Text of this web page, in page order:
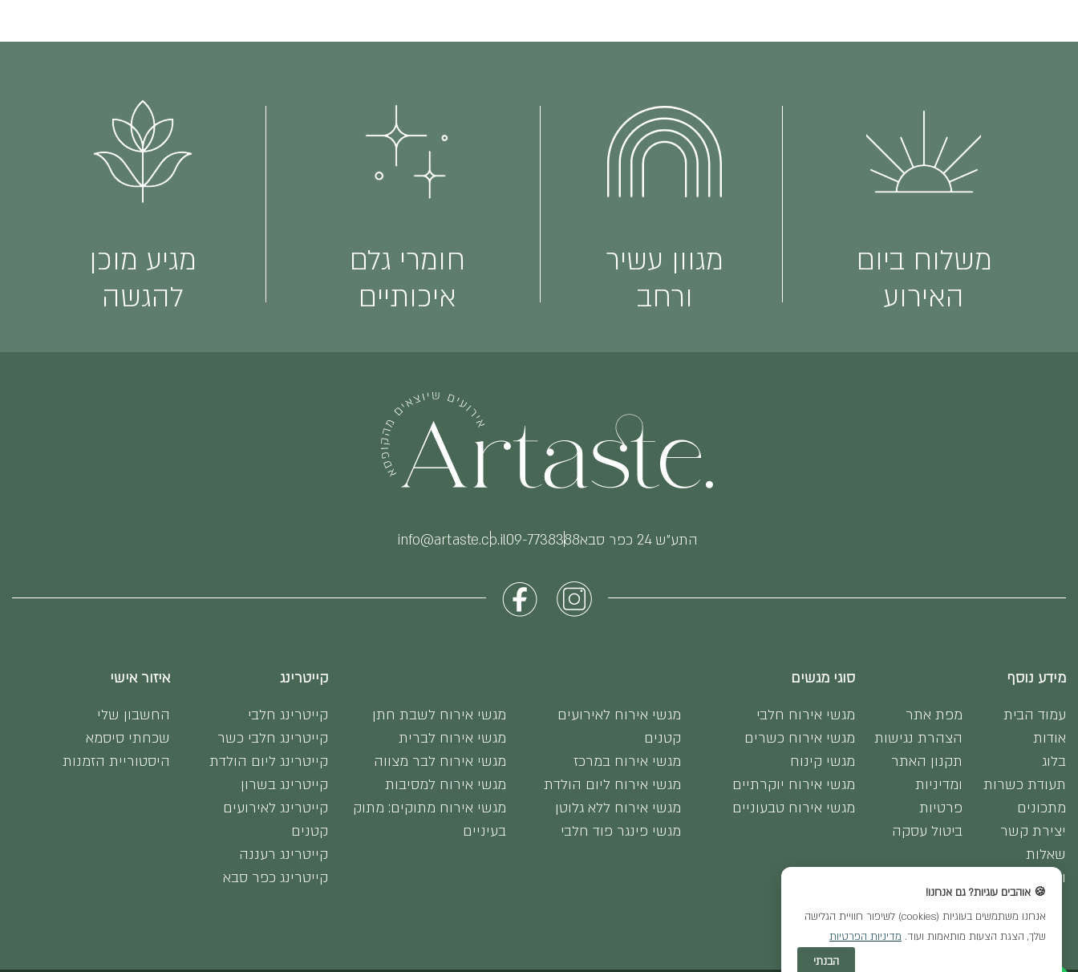
משלוח ביום
האירוע
מגוון עשיר
ורחב
חומרי גלם
איכותיים
מגיע מוכן
להגשה
התע״ש 24 כפר סבא 09-7738388
info@artaste.co.il
מידע נוסף
עמוד הבית
אודות
בלוג
תעודת כשרות
מתכונים
יצירת קשר
שאלות
ותשובות
מפת אתר
הצהרת נגישות
תקנון האתר
ומדיניות
פרטיות
ביטול עסקה
סוגי מגשים
מגשי אירוח חלבי
מגשי אירוח כשרים
מגשי קינוח
מגשי אירוח יוקרתיים
מגשי אירוח טבעוניים
מגשי אירוח לאירועים
קטנים
מגשי אירוח במרכז
מגשי אירוח ליום הולדת
מגשי אירוח ללא גלוטן
מגשי פינגר פוד חלבי
מגשי אירוח לשבת חתן
מגשי אירוח לברית
מגשי אירוח לבר מצווה
מגשי אירוח למסיבות
מגשי אירוח מתוקים: מתוק
בעיניים
קייטרינג
קייטרינג חלבי
קייטרינג חלבי כשר
קייטרינג ליום הולדת
קייטרינג בשרון
קייטרינג לאירועים
קטנים
קייטרינג רעננה
קייטרינג כפר סבא
איזור אישי
החשבון שלי
שכחתי סיסמא
היסטוריית הזמנות
🍪 אוהבים עוגיות? גם אנחנו!
אנחנו משתמשים בעוגיות (cookies) לשיפור חוויית הגלישה
שלך, הצגת הצעות מותאמות ועוד. מדיניות הפרטיות
הבנתי